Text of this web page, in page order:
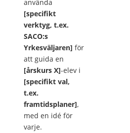
använda
[specifikt
verktyg, t.ex.
SACO:s
Yrkesväljaren] för
att guida en
[årskurs X]-elev i
[specifikt val,
t.ex.
framtidsplaner],
med en idé för
varje.